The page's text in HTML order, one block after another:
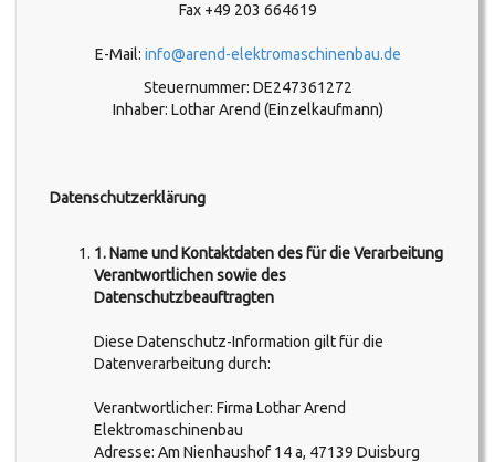
Fax +49 203 664619
E-Mail: info@arend-elektromaschinenbau.de
Steuernummer: DE247361272
Inhaber: Lothar Arend (Einzelkaufmann)
Datenschutzerklärung
1. Name und Kontaktdaten des für die Verarbeitung
Verantwortlichen sowie des
Datenschutzbeauftragten
Diese Datenschutz-Information gilt für die
Datenverarbeitung durch:
Verantwortlicher: Firma Lothar Arend
Elektromaschinenbau
Adresse: Am Nienhaushof 14 a, 47139 Duisburg